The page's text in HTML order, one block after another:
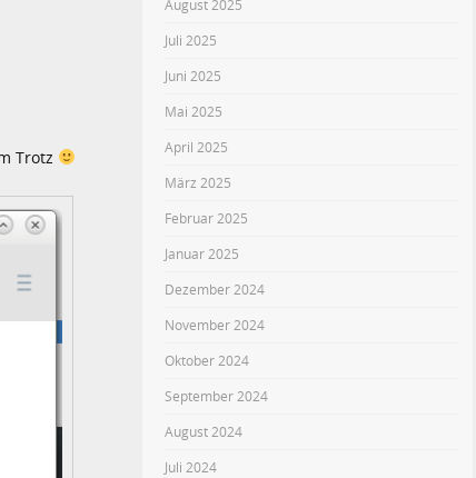
Trotz
August 2025
Juli 2025
Juni 2025
Mai 2025
April 2025
März 2025
Februar 2025
Januar 2025
Dezember 2024
November 2024
Oktober 2024
September 2024
August 2024
Juli 2024